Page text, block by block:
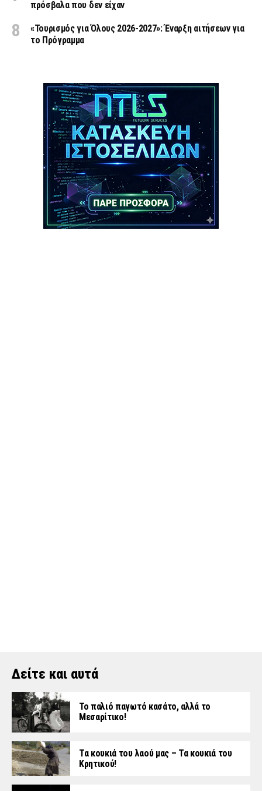
πρόσβαλα που δεν είχαν
«Τουρισμός για Όλους 2026-2027»: Έναρξη αιτήσεων για
το Πρόγραμμα
Δείτε και αυτά
Το παλιό παγωτό κασάτο, αλλά το
Μεσαρίτικο!
Τα κουκιά του λαού μας – Τα κουκιά του
Κρητικού!